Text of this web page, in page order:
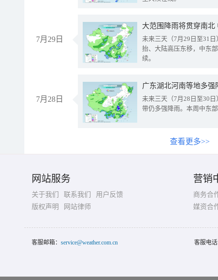
7月29日
大范围降雨将贯穿南
未来三天（7月29日至31
抬、大陆高压东移，中东
续。
7月28日
广东湖北河南等地多
未来三天（7月28日至30
带仍多强降雨。本周中东
查看更多>>
网站服务
关于我们 联系我们
用户反馈
版权声明
网站律师
营销
商务合
媒资合
客服邮箱： service@weather.com.cn 客服电